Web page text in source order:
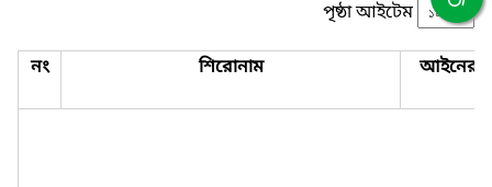
পৃষ্ঠা আইটেম
নং শিরোনাম আইনের